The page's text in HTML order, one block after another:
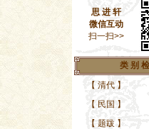
思 进 轩
微信互动
扫一扫>>
类 别
【 清代 】
【 民国 】
【 题跋 】